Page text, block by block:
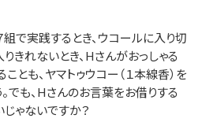
組で実践するとき、ウコールに入り切
きれないとき、Hさんがおっしゃる
とも、ヤマトゥウコー（１本線香）を
でも、Hさんのお言葉をお借りする
じゃないですか？